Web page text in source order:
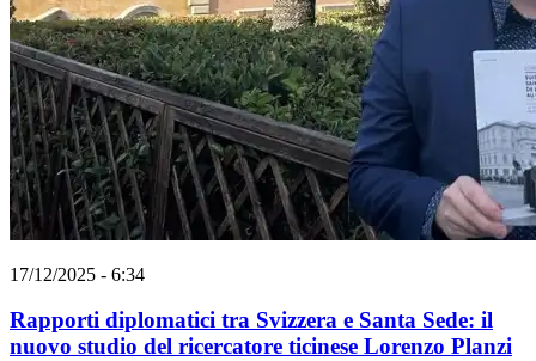
17/12/2025 - 6:34
Rapporti diplomatici tra Svizzera e Santa Sede: il
nuovo studio del ricercatore ticinese Lorenzo Planzi